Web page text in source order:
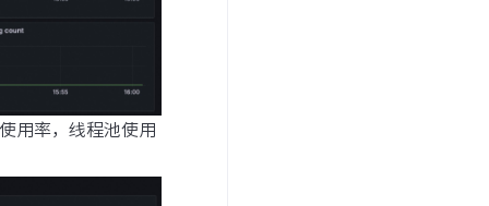
用率，线程池使用